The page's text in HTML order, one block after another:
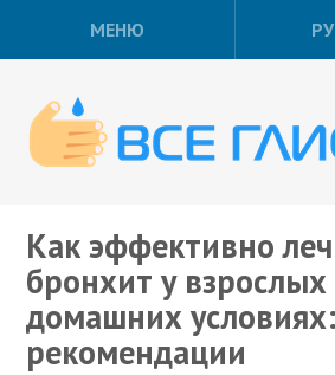
МЕНЮ
Как эффективно
бронхит у взрослых
домашних условиях:
рекомендации